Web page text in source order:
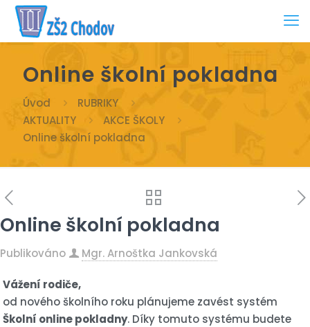
Online školní pokladna
Úvod
RUBRIKY
AKTUALITY
AKCE ŠKOLY
Online školní pokladna
Online školní pokladna
Publikováno Mgr. Arnoštka Jankovská
Vážení rodiče,
od nového školního roku plánujeme zavést systém
Školní online pokladny. Díky tomuto systému budete